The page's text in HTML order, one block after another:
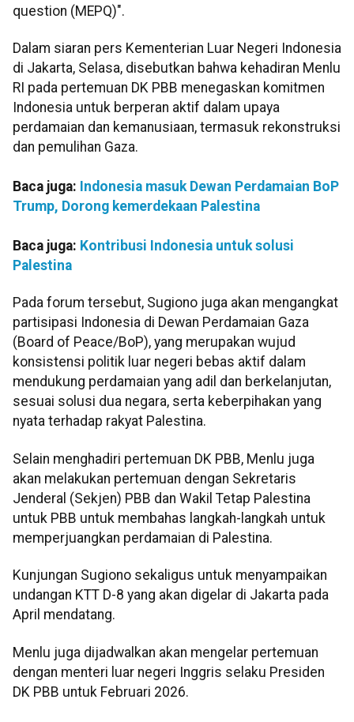
question (MEPQ)".
Dalam siaran pers Kementerian Luar Negeri Indonesia
di Jakarta, Selasa, disebutkan bahwa kehadiran Menlu
RI pada pertemuan DK PBB menegaskan komitmen
Indonesia untuk berperan aktif dalam upaya
perdamaian dan kemanusiaan, termasuk rekonstruksi
dan pemulihan Gaza.
Baca juga: Indonesia masuk Dewan Perdamaian BoP
Trump, Dorong kemerdekaan Palestina
Baca juga: Kontribusi Indonesia untuk solusi
Palestina
Pada forum tersebut, Sugiono juga akan mengangkat
partisipasi Indonesia di Dewan Perdamaian Gaza
(Board of Peace/BoP), yang merupakan wujud
konsistensi politik luar negeri bebas aktif dalam
mendukung perdamaian yang adil dan berkelanjutan,
sesuai solusi dua negara, serta keberpihakan yang
nyata terhadap rakyat Palestina.
Selain menghadiri pertemuan DK PBB, Menlu juga
akan melakukan pertemuan dengan Sekretaris
Jenderal (Sekjen) PBB dan Wakil Tetap Palestina
untuk PBB untuk membahas langkah-langkah untuk
memperjuangkan perdamaian di Palestina.
Kunjungan Sugiono sekaligus untuk menyampaikan
undangan KTT D-8 yang akan digelar di Jakarta pada
April mendatang.
Menlu juga dijadwalkan akan mengelar pertemuan
dengan menteri luar negeri Inggris selaku Presiden
DK PBB untuk Februari 2026.